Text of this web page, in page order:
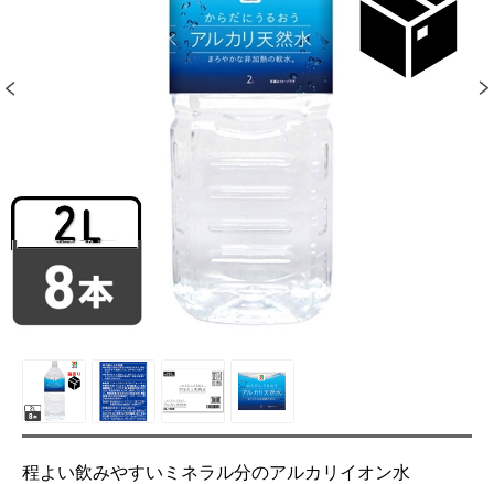
程よい飲みやすいミネラル分のアルカリイオン水